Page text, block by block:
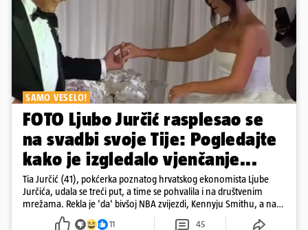
SAMO VESELO!
FOTO Ljubo Jurčić rasplesao se
na svadbi svoje Tije: Pogledajte
kako je izgledalo vjenčanje...
Tia Jurčić (41), pokćerka poznatog hrvatskog ekonomista Ljube
Jurčića, udala se treći put, a time se pohvalila i na društvenim
mrežama. Rekla je 'da' bivšoj NBA zvijezdi, Kennyju Smithu, a na
snimkama i fotografijama je pokazala vesele trenutke s vjenčanja
11 45